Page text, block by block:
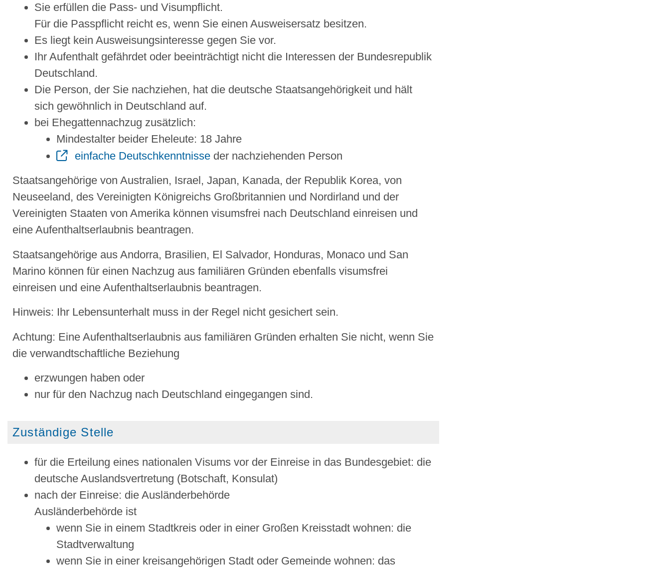
Sie erfüllen die Pass- und Visumpflicht.
Für die Passpflicht reicht es, wenn Sie einen Ausweisersatz besitzen.
Es liegt kein Ausweisungsinteresse gegen Sie vor.
Ihr Aufenthalt gefährdet oder beeinträchtigt nicht die Interessen der Bundesrepublik
Deutschland.
Die Person, der Sie nachziehen, hat die deutsche Staatsangehörigkeit und hält
sich gewöhnlich in Deutschland auf.
bei Ehegattennachzug zusätzlich:
Mindestalter beider Eheleute: 18 Jahre
einfache Deutschkenntnisse der nachziehenden Person
Staatsangehörige von Australien, Israel, Japan, Kanada, der Republik Korea, von
Neuseeland, des Vereinigten Königreichs Großbritannien und Nordirland und der
Vereinigten Staaten von Amerika können visumsfrei nach Deutschland einreisen und
eine Aufenthaltserlaubnis beantragen.
Staatsangehörige aus Andorra, Brasilien, El Salvador, Honduras, Monaco und San
Marino können für einen Nachzug aus familiären Gründen ebenfalls visumsfrei
einreisen und eine Aufenthaltserlaubnis beantragen.
Hinweis: Ihr Lebensunterhalt muss in der Regel nicht gesichert sein.
Achtung: Eine Aufenthaltserlaubnis aus familiären Gründen erhalten Sie nicht, wenn Sie
die verwandtschaftliche Beziehung
erzwungen haben oder
nur für den Nachzug nach Deutschland eingegangen sind.
Zuständige Stelle
für die Erteilung eines nationalen Visums vor der Einreise in das Bundesgebiet: die
deutsche Auslandsvertretung (Botschaft, Konsulat)
nach der Einreise: die Ausländerbehörde
Ausländerbehörde ist
wenn Sie in einem Stadtkreis oder in einer Großen Kreisstadt wohnen: die
Stadtverwaltung
wenn Sie in einer kreisangehörigen Stadt oder Gemeinde wohnen: das